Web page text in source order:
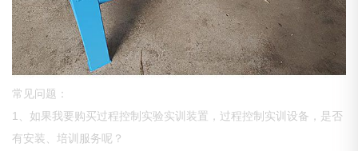
常见问题：
1、如果我要购买过程控制实验实训装置，过程控制实训设备，是否
有安装、培训服务呢？